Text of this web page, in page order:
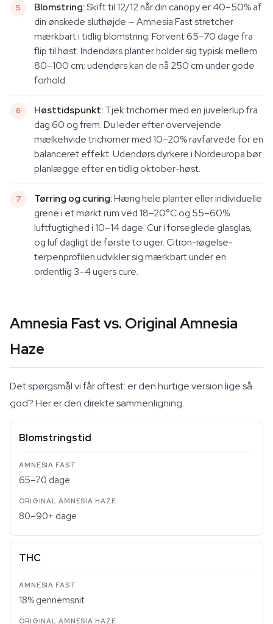
Blomstring:Skift til 12/12 når din canopy er 40–50% af
din ønskede sluthøjde — Amnesia Fast stretcher
mærkbart i tidlig blomstring. Forvent 65–70 dage fra
flip til høst. Indendørs planter holder sig typisk mellem
80–100 cm; udendørs kan de nå 250 cm under gode
forhold.
Høsttidspunkt:Tjek trichomer med en juvelerlup fra
dag 60 og frem. Du leder efter overvejende
mælkehvide trichomer med 10–20% ravfarvede for en
balanceret effekt. Udendørs dyrkere i Nordeuropa bør
planlægge efter en tidlig oktober-høst.
Tørring og curing:Hæng hele planter eller individuelle
grene i et mørkt rum ved 18–20°C og 55–60%
luftfugtighed i 10–14 dage. Cur i forseglede glasglas,
og luf dagligt de første to uger. Citron-røgelse-
terpenprofilen udvikler sig mærkbart under en
ordentlig 3–4 ugers cure.
Amnesia Fast vs. Original Amnesia
Haze
Det spørgsmål vi får oftest: er den hurtige version lige så
god? Her er den direkte sammenligning.
Blomstringstid
65–70 dage
80–90+ dage
THC
18% gennemsnit